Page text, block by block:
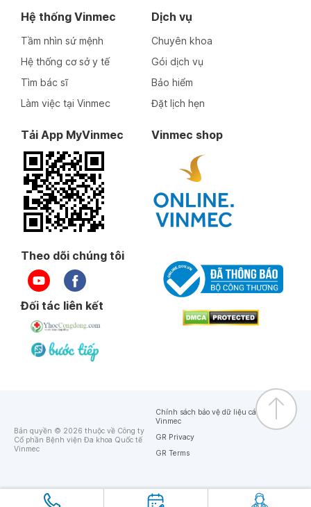
Hệ thống Vinmec
Tầm nhìn sứ mệnh
Hệ thống cơ sở y tế
Tìm bác sĩ
Làm việc tại Vinmec
Dịch vụ
Chuyên khoa
Gói dịch vụ
Bảo hiểm
Đặt lịch hẹn
Tải App MyVinmec Vinmec shop
Theo dõi chúng tôi
Đối tác liên kết
Bản quyền © 2026 thuộc về Công ty
Cổ phần Bệnh viện Đa khoa Quốc tế
Vinmec
Chính sách bảo vệ dữ liệu cá nhân của
Vinmec
GR Privacy
GR Terms